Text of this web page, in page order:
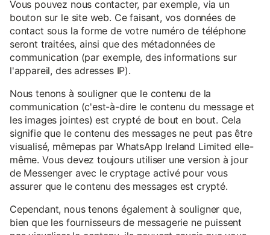
Vous pouvez nous contacter, par exemple, via un
bouton sur le site web. Ce faisant, vos données de
contact sous la forme de votre numéro de téléphone
seront traitées, ainsi que des métadonnées de
communication (par exemple, des informations sur
l'appareil, des adresses IP).
Nous tenons à souligner que le contenu de la
communication (c'est-à-dire le contenu du message et
les images jointes) est crypté de bout en bout. Cela
signifie que le contenu des messages ne peut pas être
visualisé, mêmepas par WhatsApp Ireland Limited elle-
même. Vous devez toujours utiliser une version à jour
de Messenger avec le cryptage activé pour vous
assurer que le contenu des messages est crypté.
Cependant, nous tenons également à souligner que,
bien que les fournisseurs de messagerie ne puissent